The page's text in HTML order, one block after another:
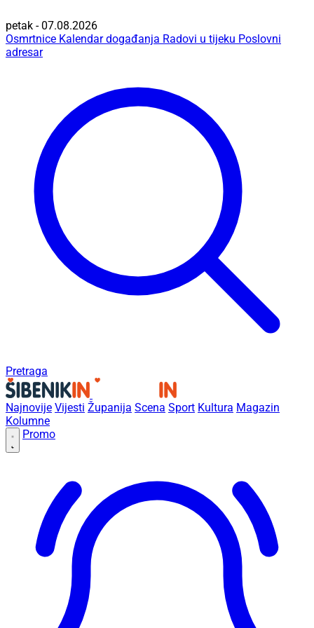
petak - 07.08.2026
Osmrtnice Kalendar događanja Radovi u tijeku Poslovni
adresar
Pretraga
Najnovije Vijesti Županija Scena Sport Kultura Magazin
Kolumne
Promo